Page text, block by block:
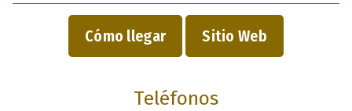
Cómo llegar Sitio Web
Teléfonos